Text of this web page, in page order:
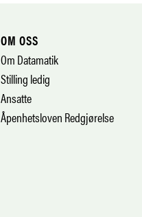
OM OSS
Om Datamatik
Stilling ledig
Ansatte
Åpenhetsloven Redgjørelse